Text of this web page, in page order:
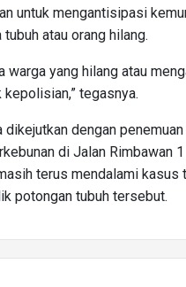
untuk mengantisipasi
atau orang hilang.
warga yang hilang atau
tegasnya.
dikejutkan dengan
di Jalan Rimbawan
terus mendalami kasus
potongan tubuh tersebut.